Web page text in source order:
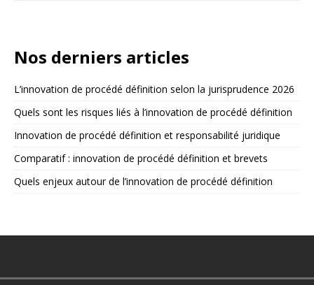
Nos derniers articles
L’innovation de procédé définition selon la jurisprudence 2026
Quels sont les risques liés à l’innovation de procédé définition
Innovation de procédé définition et responsabilité juridique
Comparatif : innovation de procédé définition et brevets
Quels enjeux autour de l’innovation de procédé définition